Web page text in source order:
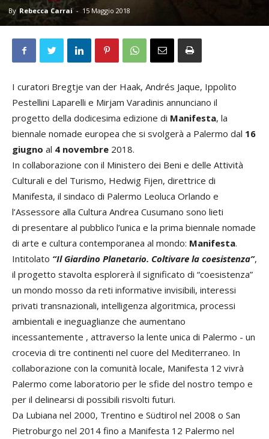
By Rebecca Carrai - 15 Maggio 2018
I curatori Bregtje van der Haak, Andrés Jaque, Ippolito
Pestellini Laparelli e Mirjam Varadinis annunciano il
progetto della dodicesima edizione di Manifesta, la
biennale nomade europea che si svolgerà a Palermo dal 16
giugno al 4 novembre 2018.
In collaborazione con il Ministero dei Beni e delle Attività
Culturali e del Turismo, Hedwig Fijen, direttrice di
Manifesta, il sindaco di Palermo Leoluca Orlando e
l’Assessore alla Cultura Andrea Cusumano sono lieti
di presentare al pubblico l’unica e la prima biennale nomade
di arte e cultura contemporanea al mondo: Manifesta.
Intitolato “Il Giardino Planetario. Coltivare la coesistenza”,
il progetto stavolta esplorerà il significato di “coesistenza”
un mondo mosso da reti informative invisibili, interessi
privati transnazionali, intelligenza algoritmica, processi
ambientali e ineguaglianze che aumentano
incessantemente , attraverso la lente unica di Palermo - un
crocevia di tre continenti nel cuore del Mediterraneo. In
collaborazione con la comunità locale, Manifesta 12 vivrà
Palermo come laboratorio per le sfide del nostro tempo e
per il delinearsi di possibili risvolti futuri.
Da Lubiana nel 2000, Trentino e Südtirol nel 2008 o San
Pietroburgo nel 2014 fino a Manifesta 12 Palermo nel